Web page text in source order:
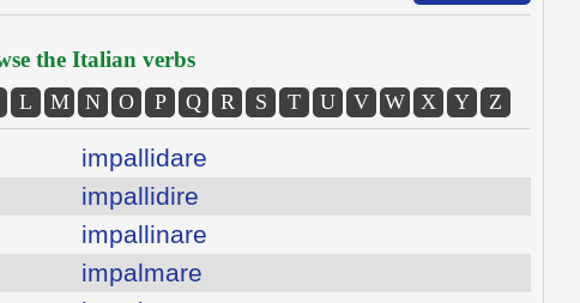
the Italian verbs
L M N O P Q R S T U V W X Y Z
impallidare
impallidire
impallinare
impalmare